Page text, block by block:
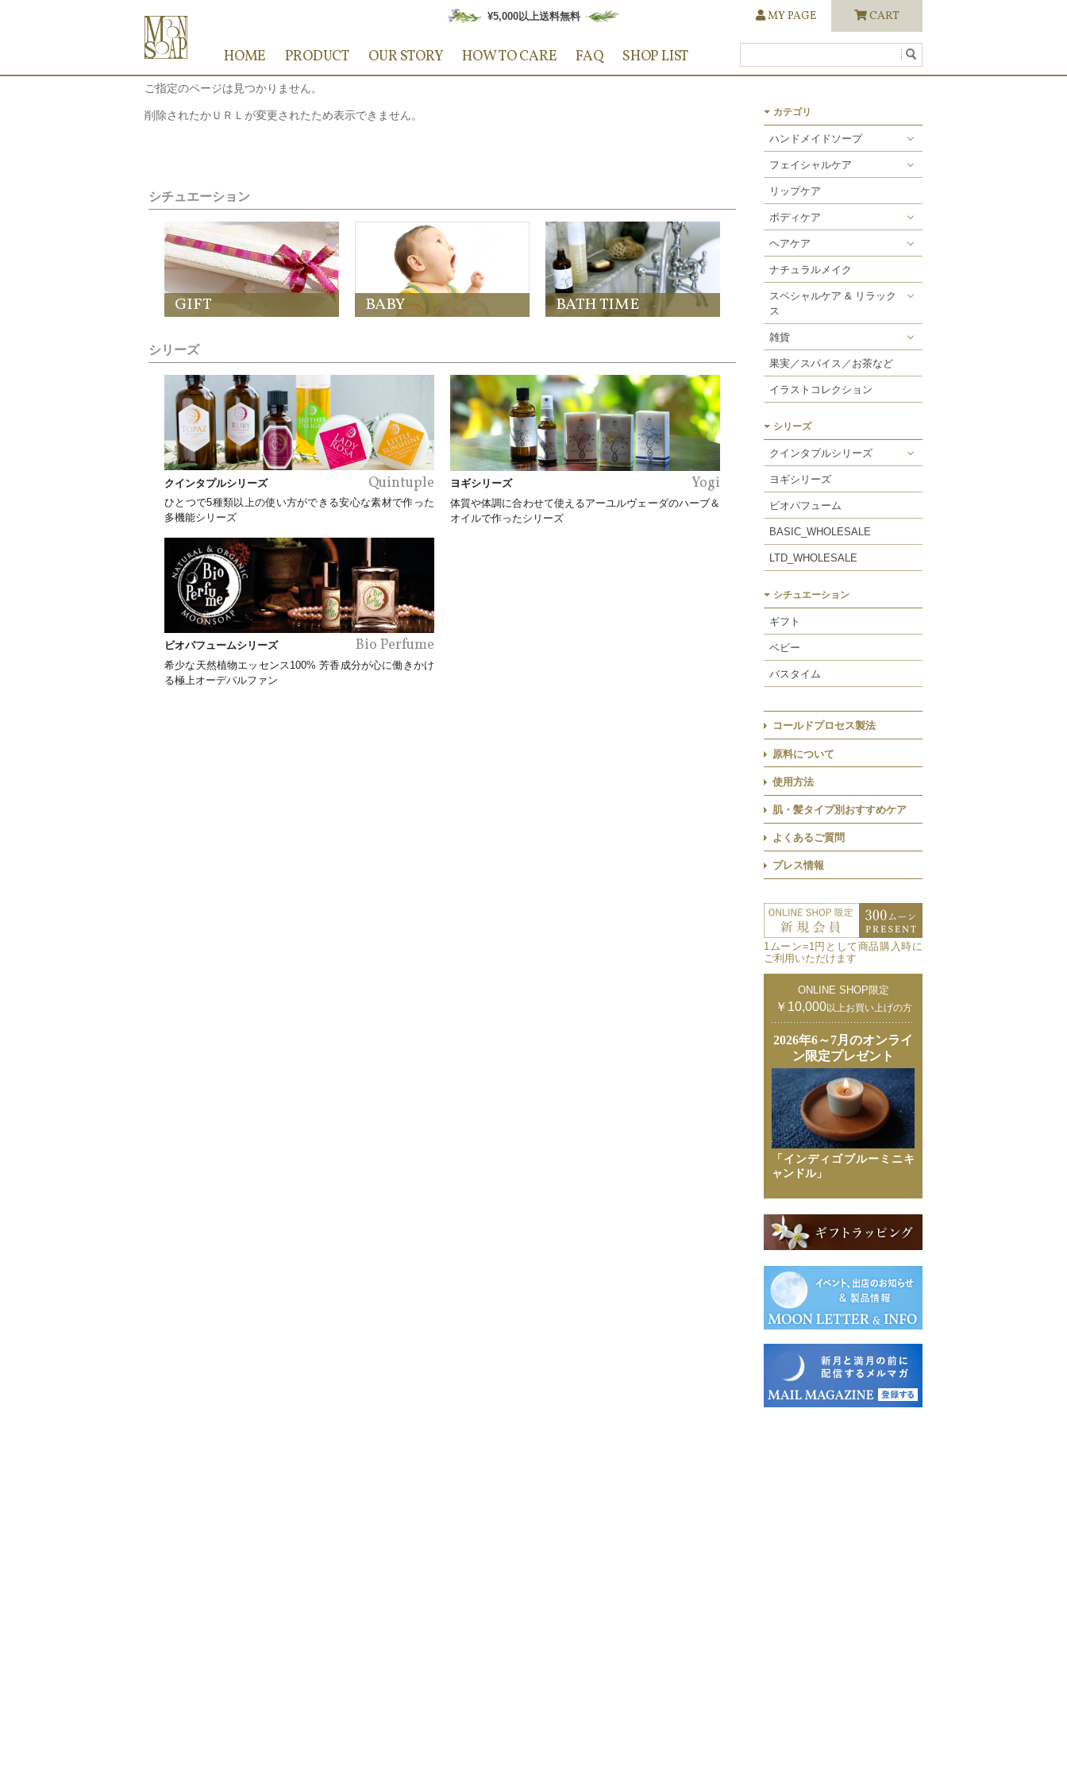
¥5,000以上送料無料 MY PAGE CART
HOME PRODUCT OUR STORY HOW TO CARE FAQ SHOP LIST
ご指定のページは見つかりません。
削除されたかＵＲＬが変更されたため表示できません。
シチュエーション
GIFT BABY BATH TIME
シリーズ
クインタプルシリーズ Quintuple
ひとつで5種類以上の使い方ができる安心な素材で作った
多機能シリーズ
ヨギシリーズ Yogi
体質や体調に合わせて使えるアーユルヴェーダのハーブ＆
オイルで作ったシリーズ
ビオパフュームシリーズ Bio Perfume
希少な天然植物エッセンス100% 芳香成分が心に働きかけ
る極上オーデパルファン
カテゴリ
ハンドメイドソープ
ワールドソープ
ヨギソープ
石けんシャンプー
フェイシャルケア
化粧水／美容オイル
保湿・保護クリーム
リップケア
ボディケア
ボディオイル
ヘアケア
石けんシャンプー
ヘアトリートメント
ヘアスタイリング
ナチュラルメイク
スペシャルケア & リラック
ス
入浴剤
スペシャルケア
リフレッシュケア
ワックスサシェ
雑貨
リラックスグッズ
ケアキット
タオル
ヒマラヤンネトル
果実／スパイス／お茶など
イラストコレクション
シリーズ
クインタプルシリーズ
ウォーター
ミスト
エッセンス
バリア
エアリーオイル
ヨギシリーズ
ビオパフューム
BASIC_WHOLESALE
LTD_WHOLESALE
シチュエーション
ギフト
ベビー
バスタイム
コールドプロセス製法
原料について
使用方法
肌・髪タイプ別おすすめケア
よくあるご質問
プレス情報
1ムーン=1円として商品購入時に
ご利用いただけます
ONLINE SHOP限定
￥10,000以上お買い上げの方
2026年6～7月のオンライ
ン限定プレゼント
「インディゴブルーミニキ
ャンドル」